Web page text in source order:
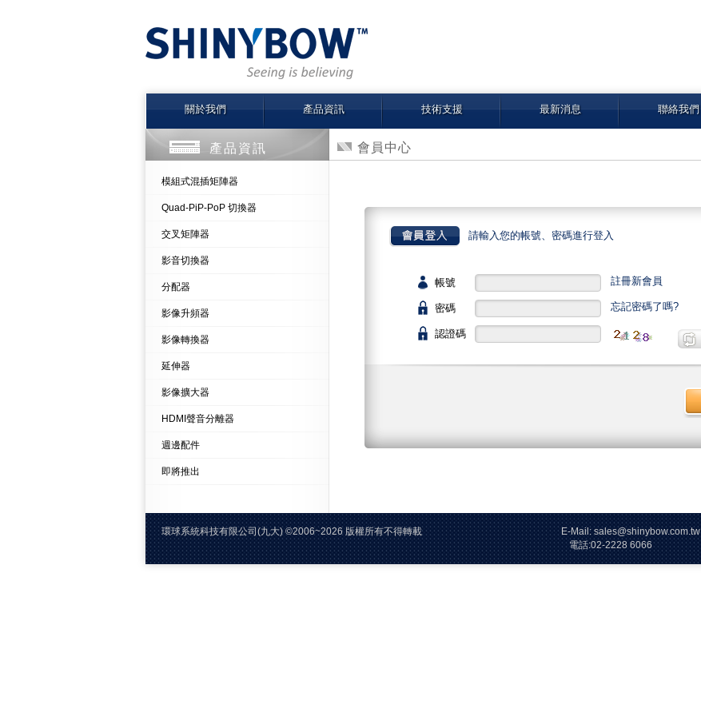
關於我們 產品資訊 技術支援 最新消息 聯絡我們
產品資訊
模組式混插矩陣器
Quad-PiP-PoP 切換器
交叉矩陣器
影音切換器
分配器
影像升頻器
影像轉換器
延伸器
影像擴大器
HDMI聲音分離器
週邊配件
即將推出
會員中心
請輸入您的帳號、密碼進行登入
帳號 註冊新會員
密碼 忘記密碼了嗎?
認證碼
環球系統科技有限公司(九大) ©2006~2026 版權所有不得轉載 E-Mail: sales@shinybow.com.tw
電話:02-2228 6066